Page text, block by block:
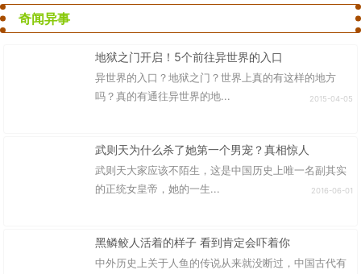
奇闻异事
地狱之门开启！5个前往异世界的入口
异世界的入口？地狱之门？世界上真的有这样的地方
吗？真的有通往异世界的地...
2015-04-05
武则天为什么杀了她第一个男宠？真相惊人
武则天大家应该不陌生，这是中国历史上唯一名副其实
的正统女皇帝，她的一生...
2016-06-01
黑鳞鲛人活着的样子 看到肯定会吓着你
中外历史上关于人鱼的传说从来就没断过，中国古代有